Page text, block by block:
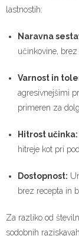
lastnostih:
Naravna
učinkovine,
Varnost in
agresivnejšimi
primeren za
Hitrost učinka:
hitreje kot pri
Dostopnost:
brez recepta in
Za razliko od
sodobnih